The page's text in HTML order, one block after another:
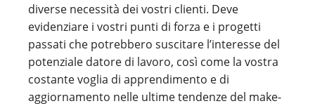
diverse necessità dei vostri clienti. Deve
evidenziare i vostri punti di forza e i progetti
passati che potrebbero suscitare l’interesse del
potenziale datore di lavoro, così come la vostra
costante voglia di apprendimento e di
aggiornamento nelle ultime tendenze del make-